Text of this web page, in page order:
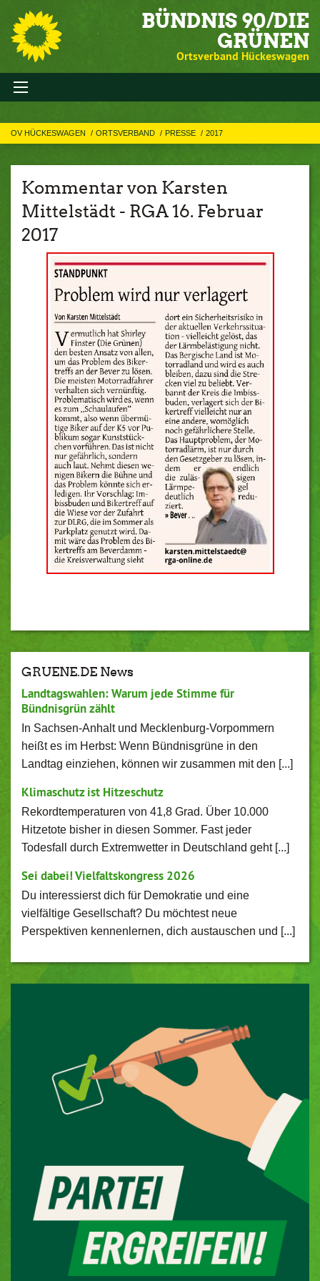
BÜNDNIS 90/DIE
GRÜNEN
Ortsverband Hückeswagen
OV HÜCKESWAGEN ORTSVERBAND PRESSE 2017
Kommentar von Karsten
Mittelstädt - RGA 16. Februar
2017
GRUENE.DE News
Landtagswahlen: Warum jede Stimme für
Bündnisgrün zählt
In Sachsen-Anhalt und Mecklenburg-Vorpommern
heißt es im Herbst: Wenn Bündnisgrüne in den
Landtag einziehen, können wir zusammen mit den [...]
Klimaschutz ist Hitzeschutz
Rekordtemperaturen von 41,8 Grad. Über 10.000
Hitzetote bisher in diesen Sommer. Fast jeder
Todesfall durch Extremwetter in Deutschland geht [...]
Sei dabei! Vielfaltskongress 2026
Du interessierst dich für Demokratie und eine
vielfältige Gesellschaft? Du möchtest neue
Perspektiven kennenlernen, dich austauschen und [...]